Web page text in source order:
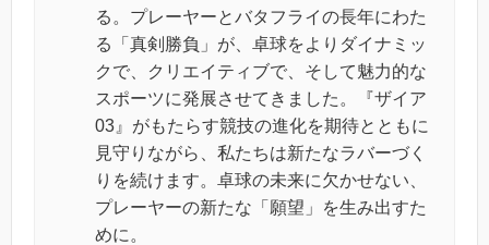
る。プレーヤーとバタフライの長年にわた
る「真剣勝負」が、卓球をよりダイナミッ
クで、クリエイティブで、そして魅力的な
スポーツに発展させてきました。『ザイア
03』がもたらす競技の進化を期待とともに
見守りながら、私たちは新たなラバーづく
りを続けます。卓球の未来に欠かせない、
プレーヤーの新たな「願望」を生み出すた
めに。